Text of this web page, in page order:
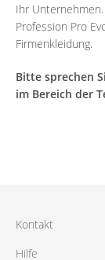
Ihr
Profession Pro
Firmenkleidung.
Bitte sprechen
im Bereich der
Kontakt
Hilfe